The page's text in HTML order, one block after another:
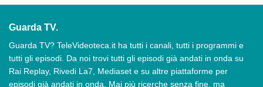
Guarda TV.
Guarda TV? TeleVideoteca.it ha tutti i canali, tutti i programmi e
tutti gli episodi. Da noi trovi tutti gli episodi già andati in onda su
Rai Replay, Rivedi La7, Mediaset e su altre piattaforme per
episodi già andati in onda. Mai più ricerche senza fine, ma